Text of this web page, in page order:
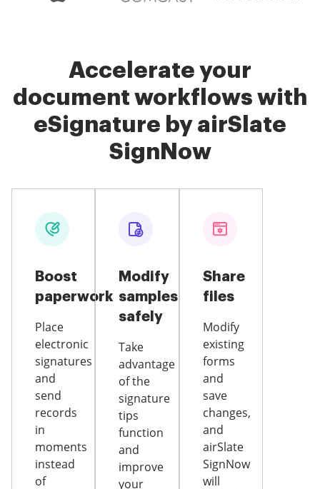
Accelerate your
document workflows with
eSignature by airSlate
SignNow
Boost
paperwork
Place
electronic
signatures
and
send
records
in
moments
instead
of
Modify
samples
safely
Take
advantage
of the
signature
tips
function
and
improve
your
Share
files
Modify
existing
forms
and
save
changes,
and
airSlate
SignNow
will